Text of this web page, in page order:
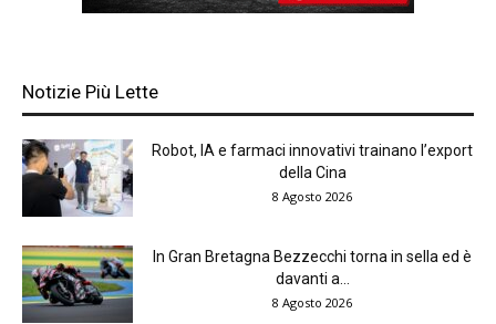
Notizie Più Lette
Robot, IA e farmaci innovativi trainano l’export
della Cina
8 Agosto 2026
In Gran Bretagna Bezzecchi torna in sella ed è
davanti a...
8 Agosto 2026